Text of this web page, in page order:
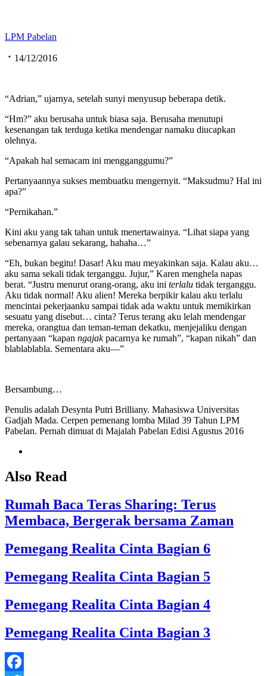
LPM Pabelan
14/12/2016
“Adrian,” ujarnya, setelah sunyi menyusup beberapa detik.
“Hm?” aku berusaha untuk biasa saja. Berusaha menutupi
kesenangan tak terduga ketika mendengar namaku diucapkan
olehnya.
“Apakah hal semacam ini mengganggumu?”
Pertanyaannya sukses membuatku mengernyit. “Maksudmu? Hal ini
apa?”
“Pernikahan.”
Kini aku yang tak tahan untuk menertawainya. “Lihat siapa yang
sebenarnya galau sekarang, hahaha…”
“Eh, bukan begitu! Dasar! Aku mau meyakinkan saja. Kalau aku…
aku sama sekali tidak terganggu. Jujur,” Karen menghela napas
berat. “Justru menurut orang-orang, aku ini terlalu tidak terganggu.
Aku tidak normal! Aku alien! Mereka berpikir kalau aku terlalu
mencintai pekerjaanku sampai tidak ada waktu untuk memikirkan
sesuatu yang disebut… cinta? Terus terang aku lelah mendengar
mereka, orangtua dan teman-teman dekatku, menjejaliku dengan
pertanyaan “kapan ngajakpacarnya ke rumah”, “kapan nikah” dan
blablablabla. Sementara aku—”
Bersambung…
Penulis adalah Desynta Putri Brilliany. Mahasiswa Universitas
Gadjah Mada. Cerpen pemenang lomba Milad 39 Tahun LPM
Pabelan. Pernah dimuat di Majalah Pabelan Edisi Agustus 2016
Also Read
Rumah Baca Teras Sharing: Terus
Membaca, Bergerak bersama Zaman
Pemegang Realita Cinta Bagian 6
Pemegang Realita Cinta Bagian 5
Pemegang Realita Cinta Bagian 4
Pemegang Realita Cinta Bagian 3